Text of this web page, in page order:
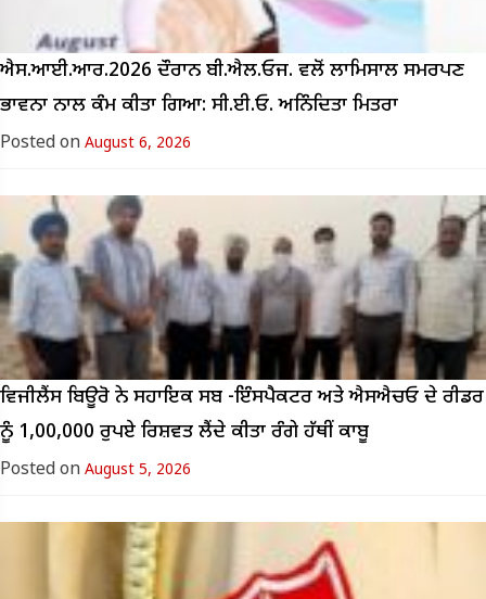
ਐਸ.ਆਈ.ਆਰ.2026 ਦੌਰਾਨ ਬੀ.ਐਲ.ਓਜ. ਵਲੋਂ ਲਾਮਿਸਾਲ ਸਮਰਪਣ
ਭਾਵਨਾ ਨਾਲ ਕੰਮ ਕੀਤਾ ਗਿਆ: ਸੀ.ਈ.ਓ. ਅਨਿੰਦਿਤਾ ਮਿਤਰਾ
Posted on August 6, 2026
ਵਿਜੀਲੈਂਸ ਬਿਊਰੋ ਨੇ ਸਹਾਇਕ ਸਬ -ਇੰਸਪੈਕਟਰ ਅਤੇ ਐਸਐਚਓ ਦੇ ਰੀਡਰ
ਨੂੰ 1,00,000 ਰੁਪਏ ਰਿਸ਼ਵਤ ਲੈਂਦੇ ਕੀਤਾ ਰੰਗੇ ਹੱਥੀਂ ਕਾਬੂ
Posted on August 5, 2026